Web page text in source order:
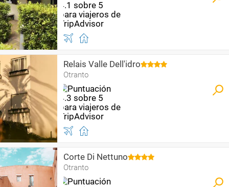
Relais Valle Dell'idro
Otranto
Corte Di Nettuno
Otranto